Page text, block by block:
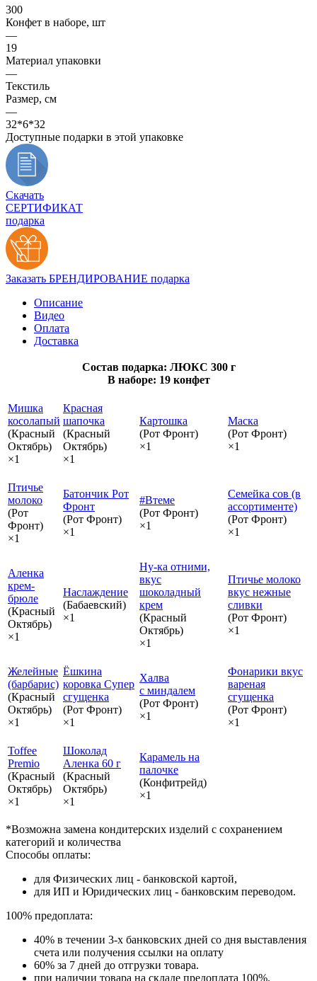
300
Конфет в наборе, шт
—
19
Материал упаковки
—
Текстиль
Размер, см
—
32*6*32
Доступные подарки в этой упаковке
Скачать
СЕРТИФИКАТ
подарка
Заказать БРЕНДИРОВАНИЕ подарка
Описание
Видео
Оплата
Доставка
Состав подарка: ЛЮКС 300 г
В наборе: 19 конфет
Мишка
косолапый
(Красный
Октябрь)
×1
Красная
шапочка
(Красный
Октябрь)
×1
Картошка
(Рот Фронт)
×1
Маска
(Рот Фронт)
×1
Птичье
молоко
(Рот
Фронт)
×1
Батончик Рот
Фронт
(Рот Фронт)
×1
#Втеме
(Рот Фронт)
×1
Семейка сов (в
ассортименте)
(Рот Фронт)
×1
Аленка
крем-
брюле
(Красный
Октябрь)
×1
Наслаждение
(Бабаевский)
×1
Ну-ка отними,
вкус
шоколадный
крем
(Красный
Октябрь)
×1
Птичье молоко
вкус нежные
сливки
(Рот Фронт)
×1
Желейные
(барбарис)
(Красный
Октябрь)
×1
Ёшкина
коровка Супер
сгущенка
(Рот Фронт)
×1
Халва
с миндалем
(Рот Фронт)
×1
Фонарики вкус
вареная
сгущенка
(Рот Фронт)
×1
Toffee
Premio
(Красный
Октябрь)
×1
Шоколад
Аленка 60 г
(Красный
Октябрь)
×1
Карамель на
палочке
(Конфитрейд)
×1
*Возможна замена кондитерских изделий с сохранением
категорий и количества
Способы оплаты:
для Физических лиц - банковской картой,
для ИП и Юридических лиц - банковским переводом.
100% предоплата:
40% в течении 3-х банковских дней со дня выставления
счета или получения ссылки на оплату
60% за 7 дней до отгрузки товара.
при наличии товара на складе предоплата 100%.